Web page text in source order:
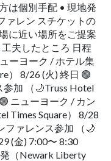
は個別手配 • 現地発
ァレン スチケットの
に近い場所をご提案
夫したところ 日程
ーヨーク / ホテル集
） 8/26 (火) 終日 🟢
加 （🌙Truss Hotel
ニューヨーク / カン
Times Square） 8/28
ファレンス参加 （🌙
(金) 7:00〜 8:30
（Newark Liberty